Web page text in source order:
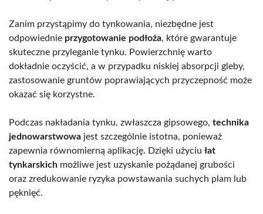
Zanim przystąpimy do tynkowania, niezbędne jest
odpowiednie przygotowanie podłoża, które gwarantuje
skuteczne przyleganie tynku. Powierzchnię warto
dokładnie oczyścić, a w przypadku niskiej absorpcji gleby,
zastosowanie gruntów poprawiających przyczepność może
okazać się korzystne.
Podczas nakładania tynku, zwłaszcza gipsowego, technika
jednowarstwowa jest szczególnie istotna, ponieważ
zapewnia równomierną aplikację. Dzięki użyciu łat
tynkarskich możliwe jest uzyskanie pożądanej grubości
oraz zredukowanie ryzyka powstawania suchych plam lub
pęknięć.